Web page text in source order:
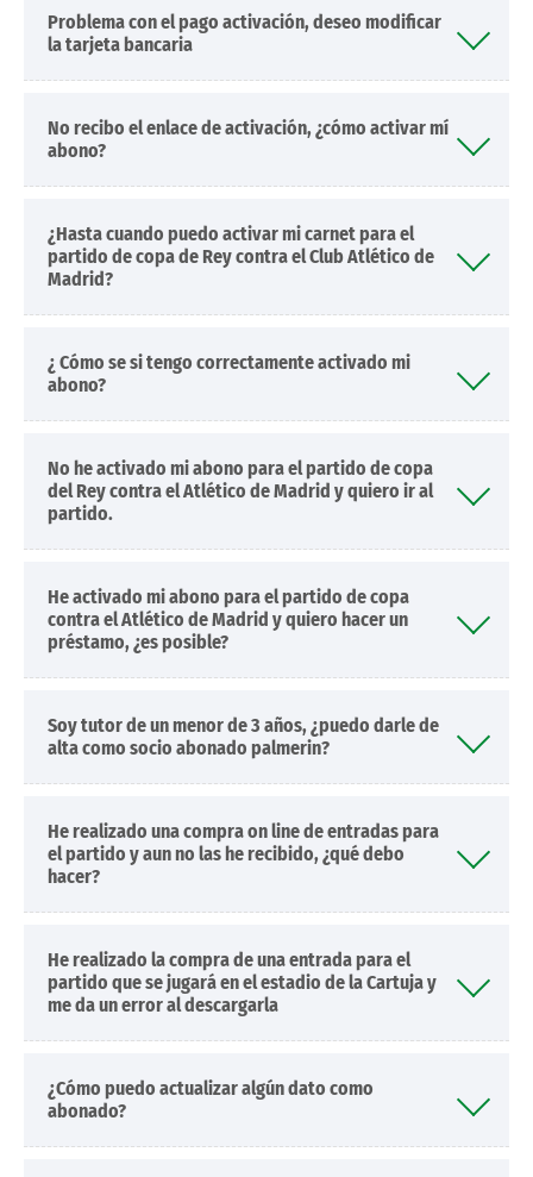
Problema con el pago activación, deseo modificar
la tarjeta bancaria
No recibo el enlace de activación, ¿cómo activar mí
abono?
¿Hasta cuando puedo activar mi carnet para el
partido de copa de Rey contra el Club Atlético de
Madrid?
¿ Cómo se si tengo correctamente activado mi
abono?
No he activado mi abono para el partido de copa
del Rey contra el Atlético de Madrid y quiero ir al
partido.
He activado mi abono para el partido de copa
contra el Atlético de Madrid y quiero hacer un
préstamo, ¿es posible?
Soy tutor de un menor de 3 años, ¿puedo darle de
alta como socio abonado palmerin?
He realizado una compra on line de entradas para
el partido y aun no las he recibido, ¿qué debo
hacer?
He realizado la compra de una entrada para el
partido que se jugará en el estadio de la Cartuja y
me da un error al descargarla
¿Cómo puedo actualizar algún dato como
abonado?